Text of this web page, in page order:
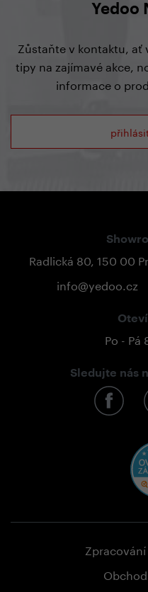
Yedoo
Zůstaňte v kontaktu, ať
tipy na zajímavé akce,
informace o
Radlická 80, 150 00
info@yedoo.cz
Po -
Sledujte nás